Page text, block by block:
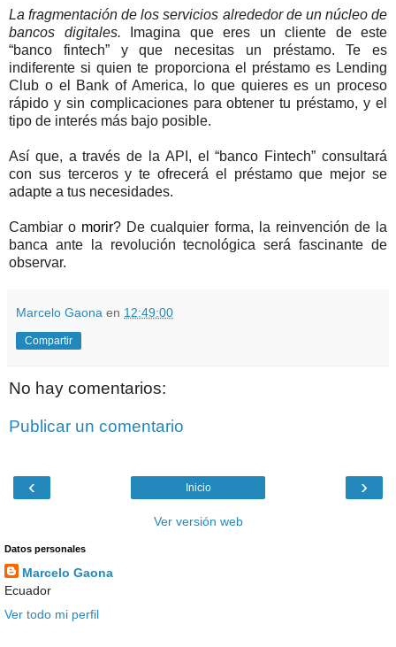
La fragmentación de los servicios alrededor de un núcleo de
bancos digitales.
Imagina que eres un cliente de este
“banco fintech” y que necesitas un préstamo. Te es
indiferente si quien te proporciona el préstamo es Lending
Club o el Bank of America, lo que quieres es un proceso
rápido y sin complicaciones para obtener tu préstamo, y el
tipo de interés más bajo posible.
Así que, a través de la API, el “banco Fintech” consultará
con sus terceros y te ofrecerá el préstamo que mejor se
adapte a tus necesidades.
Cambiar o morir? De cualquier forma, la reinvención de la
banca ante la revolución tecnológica será fascinante de
observar.
Marcelo Gaona en 12:49:00
Compartir
No hay comentarios:
Publicar un comentario
‹ ›
Inicio
Ver versión web
Datos personales
Marcelo Gaona
Ecuador
Ver todo mi perfil